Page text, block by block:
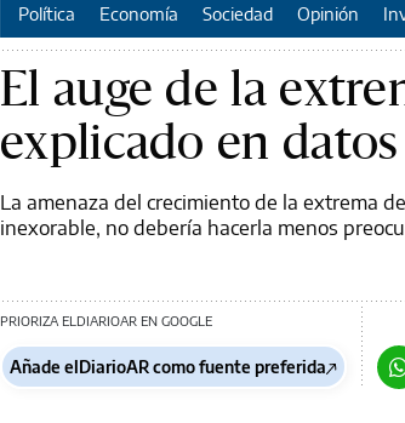
Política Economía Sociedad Opinión
El auge de la
explicado en
La amenaza del crecimiento de la extrema
inexorable, no debería hacerla menos
PRIORIZA ELDIARIOAR EN GOOGLE
Añade elDiarioAR como fuente preferida